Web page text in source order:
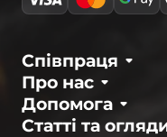
Про нас
Співпраця
Статті та
Допомога